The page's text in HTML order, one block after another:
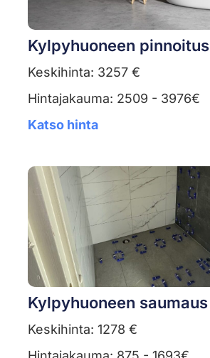
Kylpyhuoneen pinnoitus
Keskihinta: 3257 €
Hintajakauma: 2509 - 3976€
Katso hinta
Kylpyhuoneen saumaus
Keskihinta: 1278 €